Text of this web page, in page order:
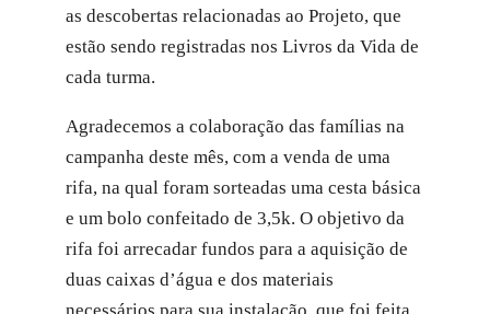
as descobertas relacionadas ao Projeto, que
estão sendo registradas nos Livros da Vida de
cada turma.
Agradecemos a colaboração das famílias na
campanha deste mês, com a venda de uma
rifa, na qual foram sorteadas uma cesta básica
e um bolo confeitado de 3,5k. O objetivo da
rifa foi arrecadar fundos para a aquisição de
duas caixas d’água e dos materiais